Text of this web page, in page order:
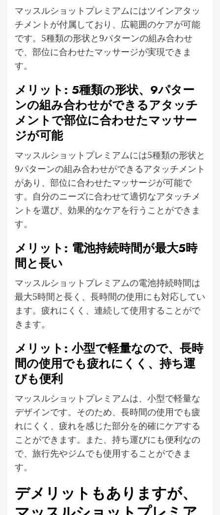
マッスルショットプレミアムにはツインアタッ
チメントが付属しており、広範囲のケアが可能
です。5種類の形状と9パターンの組み合わせ
で、部位に合わせたマッサージが実現できま
す。
メリット: 5種類の形状、9パター
ンの組み合わせができるアタッチ
メントで部位に合わせたマッサー
ジが可能
マッスルショットプレミアムには5種類の形状と
9パターンの組み合わせができるアタッチメント
があり、部位に合わせたマッサージが可能で
す。自分のニーズに合わせて適切なアタッチメ
ントを選び、効果的なケアを行うことができま
す。
メリット: 電池持続時間が最大5時
間と長い
マッスルショットプレミアムの電池持続時間は
最大5時間と長く、長時間の使用にも対応してい
ます。疲れにくく、連続して使用することがで
きます。
メリット: 小型で軽量なので、長時
間の使用でも疲れにくく、持ち運
びも便利
マッスルショットプレミアムは、小型で軽量な
デザインです。そのため、長時間の使用でも疲
れにくく、疲れを感じた部分を的確にケアする
ことができます。また、持ち運びにも便利なの
で、旅行先やジムでも使用することができま
す。
デメリットもありますが、